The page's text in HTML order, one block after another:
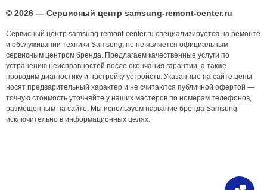
© 2026 — Сервисный центр samsung-remont-center.ru
Сервисный центр samsung-remont-center.ru специализируется на ремонте
и обслуживании техники Samsung, но не является официальным
сервисным центром бренда. Предлагаем качественные услуги по
устранению неисправностей после окончания гарантии, а также
проводим диагностику и настройку устройств. Указанные на сайте цены
носят предварительный характер и не считаются публичной офертой —
точную стоимость уточняйте у наших мастеров по номерам телефонов,
размещённым на сайте. Мы используем название бренда Samsung
исключительно в информационных целях.